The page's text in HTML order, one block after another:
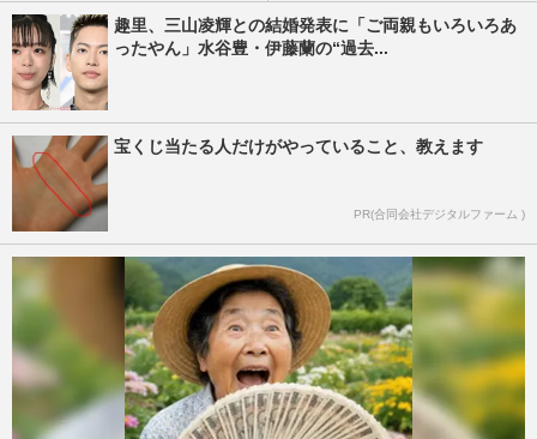
趣里、三山凌輝との結婚発表に「ご両親もいろいろあ
ったやん」水谷豊・伊藤蘭の“過去...
宝くじ当たる人だけがやっていること、教えます
PR(合同会社デジタルファーム )